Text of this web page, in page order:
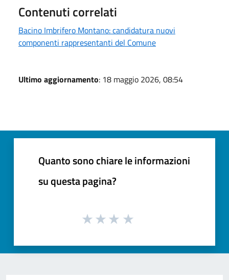
Contenuti correlati
Bacino Imbrifero Montano: candidatura nuovi
componenti rappresentanti del Comune
Ultimo aggiornamento: 18 maggio 2026, 08:54
Quanto sono chiare le informazioni
su questa pagina?